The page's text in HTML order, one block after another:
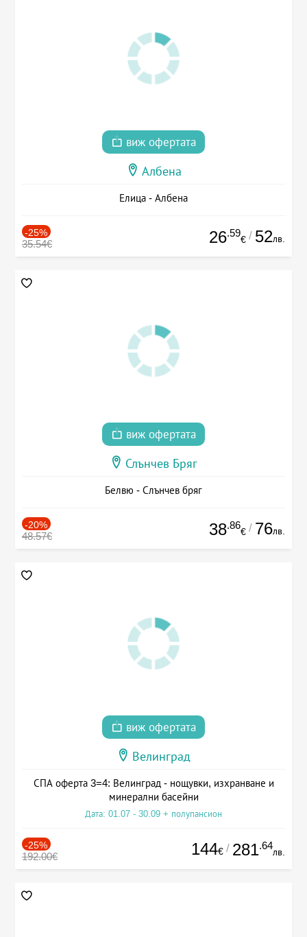
виж офертата
Албена
Елица - Албена
-25%
35.54€ 26.59
€ / 52лв.
виж офертата
Слънчев Бряг
Белвю - Слънчев бряг
-20%
48.57€ 38.86
€ / 76лв.
виж офертата
Велинград
СПА оферта 3=4: Велинград - нощувки, изхранване и
минерални басейни
Дата: 01.07 - 30.09 + полупансион
-25%
192.00€ 144€ / 281.64
лв.